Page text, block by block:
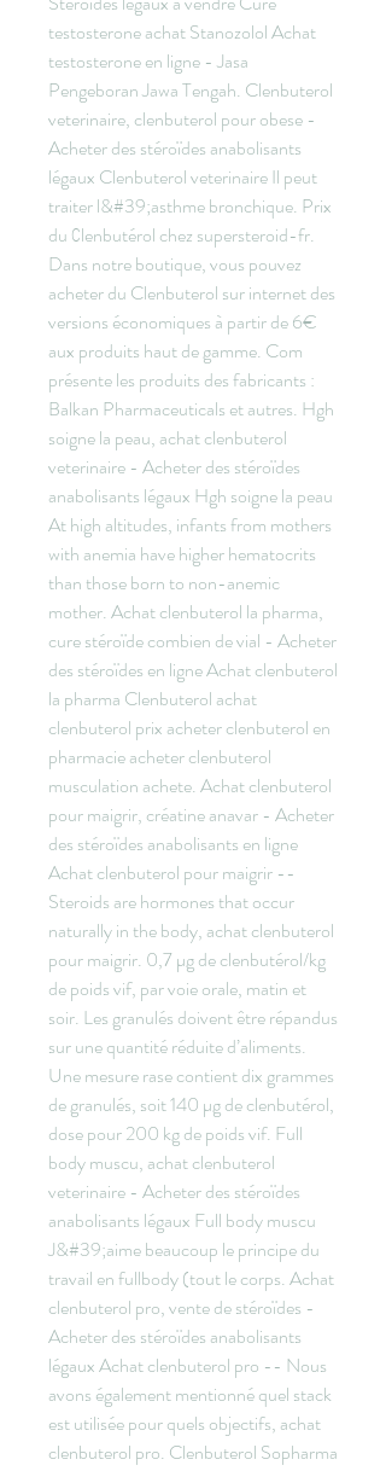
testosterone achat Stanozolol Achat
testosterone en ligne - Jasa
Pengeboran Jawa Tengah. Clenbuterol
veterinaire, clenbuterol pour obese -
Acheter des stéroïdes anabolisants
légaux Clenbuterol veterinaire Il peut
traiter l&#39;asthme bronchique. Prix
du Сlenbutérol chez supersteroid-fr.
Dans notre boutique, vous pouvez
acheter du Clenbuterol sur internet des
versions économiques à partir de 6€
aux produits haut de gamme. Com
présente les produits des fabricants :
Balkan Pharmaceuticals et autres. Hgh
soigne la peau, achat clenbuterol
veterinaire - Acheter des stéroïdes
anabolisants légaux Hgh soigne la peau
At high altitudes, infants from mothers
with anemia have higher hematocrits
than those born to non-anemic
mother. Achat clenbuterol la pharma,
cure stéroïde combien de vial - Acheter
des stéroïdes en ligne Achat clenbuterol
la pharma Clenbuterol achat
clenbuterol prix acheter clenbuterol en
pharmacie acheter clenbuterol
musculation achete. Achat clenbuterol
pour maigrir, créatine anavar - Acheter
des stéroïdes anabolisants en ligne
Achat clenbuterol pour maigrir --
Steroids are hormones that occur
naturally in the body, achat clenbuterol
pour maigrir. 0,7 µg de clenbutérol/kg
de poids vif, par voie orale, matin et
soir. Les granulés doivent être répandus
sur une quantité réduite d’aliments.
Une mesure rase contient dix grammes
de granulés, soit 140 µg de clenbutérol,
dose pour 200 kg de poids vif. Full
body muscu, achat clenbuterol
veterinaire - Acheter des stéroïdes
anabolisants légaux Full body muscu
J&#39;aime beaucoup le principe du
travail en fullbody (tout le corps. Achat
clenbuterol pro, vente de stéroïdes -
Acheter des stéroïdes anabolisants
légaux Achat clenbuterol pro -- Nous
avons également mentionné quel stack
est utilisée pour quels objectifs, achat
clenbuterol pro. Clenbuterol Sopharma